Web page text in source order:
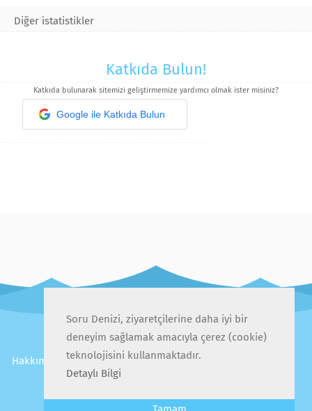
Diğer istatistikler
Katkıda Bulun!
Katkıda bulunarak sitemizi geliştirmemize yardımcı olmak ister misiniz?
Google ile Katkıda Bulun
Hakkımızda İletişim Gizlilik Politikası
Kullanıcı Sözleşmesi
Sıkça Sorulan Sorular
Soru Denizi, ziyaretçilerine daha iyi bir
deneyim sağlamak amacıyla çerez (cookie)
teknolojisini kullanmaktadır.
Detaylı Bilgi